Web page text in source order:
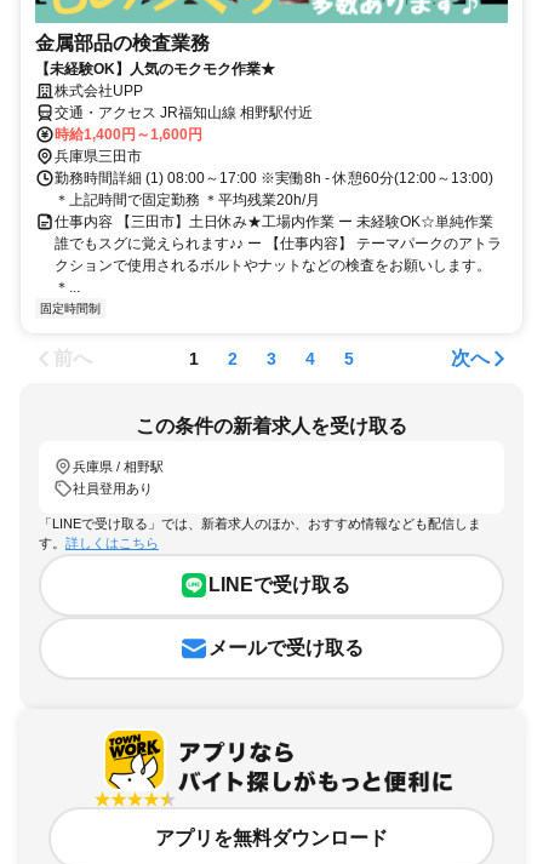
金属部品の検査業務
【未経験OK】人気のモクモク作業★
株式会社UPP
交通・アクセス JR福知山線 相野駅付近
時給1,400円～1,600円
兵庫県三田市
勤務時間詳細 (1) 08:00～17:00 ※実働8h - 休憩60分(12:00～13:00)
＊上記時間で固定勤務 ＊平均残業20h/月
仕事内容 【三田市】土日休み★工場内作業 ー 未経験OK☆単純作業
誰でもスグに覚えられます♪♪ ー 【仕事内容】 テーマパークのアトラ
クションで使用されるボルトやナットなどの検査をお願いします。
＊...
固定時間制
前へ 1 2 3 4 5 次へ
この条件の新着求人を受け取る
兵庫県 / 相野駅
社員登用あり
「LINEで受け取る」では、新着求人のほか、おすすめ情報なども配信しま
す。 詳しくはこちら
LINEで受け取る
メールで受け取る
アプリを無料ダウンロード